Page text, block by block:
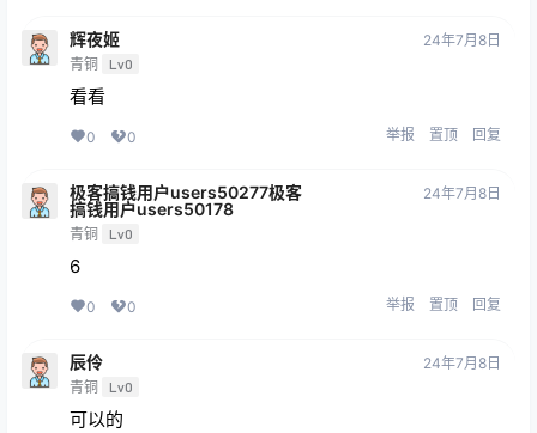
辉夜姬
青铜 Lv0
24年7月8日
看看
0 0 举报 置顶 回复
极客搞钱用户users50277极客
搞钱用户users50178
青铜 Lv0
24年7月8日
6
0 0 举报 置顶 回复
辰伶
青铜 Lv0
24年7月8日
可以的